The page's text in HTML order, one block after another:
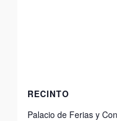
RECINTO
Palacio de Ferias y